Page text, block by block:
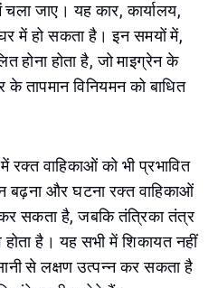
जाए। यह कार, कार्यालय,
में हो सकता है। इन समयों में,
होना होता है, जो माइग्रेन के
तापमान विनियमन को बाधित
रक्त वाहिकाओं को भी प्रभावित
बढ़ना और घटना रक्त वाहिकाओं
सकता है, जबकि तंत्रिका तंत्र
है। यह सभी में शिकायत नहीं
से लक्षण उत्पन्न कर सकता है